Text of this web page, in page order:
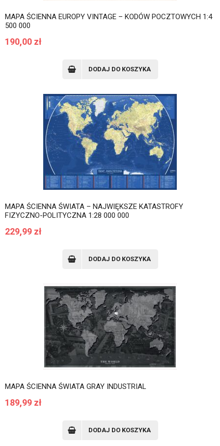
MAPA ŚCIENNA EUROPY VINTAGE – KODÓW POCZTOWYCH 1:4
500 000
190,00 zł
DODAJ DO KOSZYKA
MAPA ŚCIENNA ŚWIATA – NAJWIĘKSZE KATASTROFY
FIZYCZNO-POLITYCZNA 1:28 000 000
229,99 zł
DODAJ DO KOSZYKA
MAPA ŚCIENNA ŚWIATA GRAY INDUSTRIAL
189,99 zł
DODAJ DO KOSZYKA